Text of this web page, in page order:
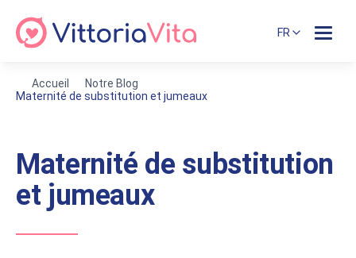
FR
Accueil
Notre Blog
Maternité de substitution et jumeaux
Maternité de substitution
et jumeaux